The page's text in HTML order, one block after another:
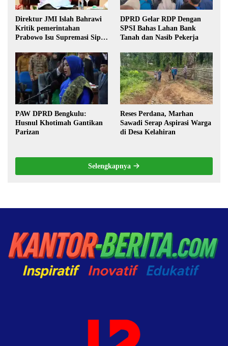
Direktur JMI Islah Bahrawi
Kritik pemerintahan
Prabowo Isu Supremasi Sipil,
Pilkada oleh DPRD
DPRD Gelar RDP Dengan
SPSI Bahas Lahan Bank
Tanah dan Nasib Pekerja
PAW DPRD Bengkulu:
Husnul Khotimah Gantikan
Parizan
Reses Perdana, Marhan
Sawadi Serap Aspirasi Warga
di Desa Kelahiran
Selengkapnya